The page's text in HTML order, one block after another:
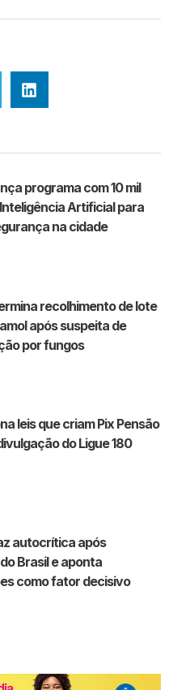
programa com 10 mil
Artificial para
na cidade
recolhimento de lote
após suspeita de
por fungos
leis que criam Pix Pensão
do Ligue 180
autocrítica após
Brasil e aponta
como fator decisivo